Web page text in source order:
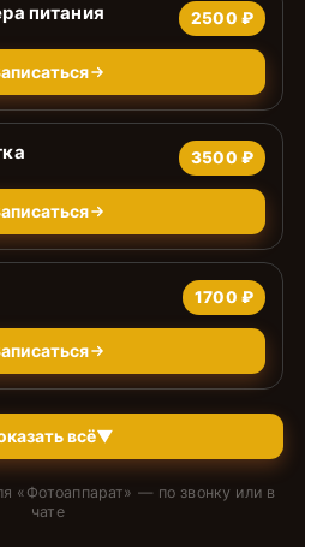
питания 2500 ₽
3500 ₽
1700 ₽
всё▼
« Фотоаппарат» — по звонку или в
чате